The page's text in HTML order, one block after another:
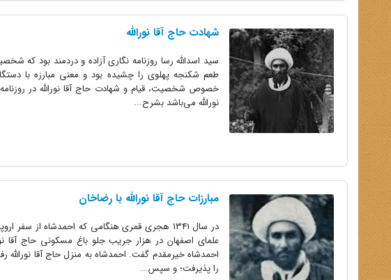
شهادت حاج‏ آقا نورالله
سید اسدالله رسا روزنامه ‌نگارى آزاده و دردمند بود که
طعم شکنجه پهلوى را چشیده بود و معنى مبارزه با
خصوص شخصیت، قیام و شهادت حاج ‌آقا نورالله در
نورالله مى‌باشد بشرح...
مبارزات حاج ‏آقا نورالله با رضاخان
در سال 1341 هجرى قمرى هنگامى که احمدشاه از
علماى اصفهان در هزار جریب جلو باغ مسکونى حاج ‌آقا
احمدشاه خیرمقدم گفت. احمدشاه به منزل حاج‌ آقا نورالله
را پذیرفت؛ و سپس...